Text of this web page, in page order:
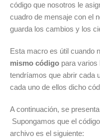
código que nosotros le
cuadro de mensaje con el
guarda los cambios y los
Esta macro es útil cuando
mismo código para varios
tendríamos que abrir cada
cada uno de ellos dicho
A continuación, se
Supongamos que el
archivo es el siguiente: